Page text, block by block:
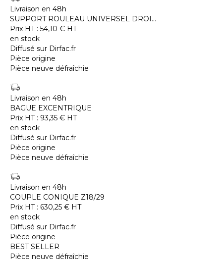
Livraison en 48h
SUPPORT ROULEAU UNIVERSEL DROI...
Prix HT : 54,10 € HT
en stock
Diffusé sur Dirfac.fr
Pièce origine
Pièce neuve défraîchie
Livraison en 48h
BAGUE EXCENTRIQUE
Prix HT : 93,35 € HT
en stock
Diffusé sur Dirfac.fr
Pièce origine
Pièce neuve défraîchie
Livraison en 48h
COUPLE CONIQUE Z18/29
Prix HT : 630,25 € HT
en stock
Diffusé sur Dirfac.fr
Pièce origine
BEST SELLER
Pièce neuve défraîchie